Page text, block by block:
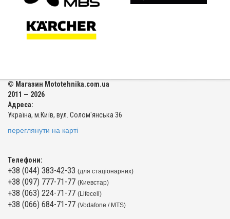
© Магазин Mototehnika.com.ua
2011 — 2026
Адреса:
Україна, м.Київ, вул. Солом'янська 36
переглянути на карті
Телефони:
+38 (044) 383-42-33 (для стаціонарних)
+38 (097) 777-71-77 (Киевстар)
+38 (063) 224-71-77 (Lifecell)
+38 (066) 684-71-77 (Vodafone / MTS)